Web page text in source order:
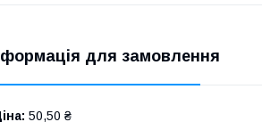
для замовлення
50,50 ₴